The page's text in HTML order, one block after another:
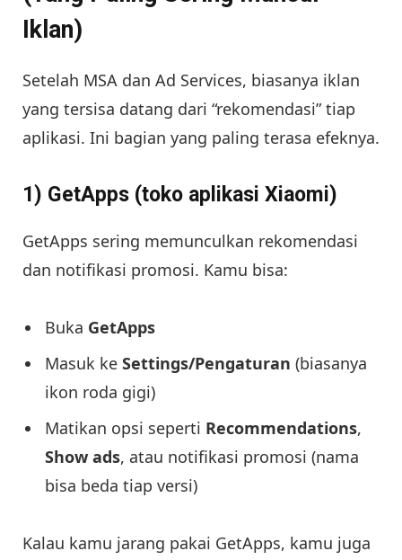
Iklan)
Setelah MSA dan Ad Services, biasanya iklan
yang tersisa datang dari “rekomendasi” tiap
aplikasi. Ini bagian yang paling terasa efeknya.
1) GetApps (toko aplikasi Xiaomi)
GetApps sering memunculkan rekomendasi
dan notifikasi promosi. Kamu bisa:
Buka GetApps
Masuk ke Settings/Pengaturan (biasanya
ikon roda gigi)
Matikan opsi seperti Recommendations,
Show ads, atau notifikasi promosi (nama
bisa beda tiap versi)
Kalau kamu jarang pakai GetApps, kamu juga